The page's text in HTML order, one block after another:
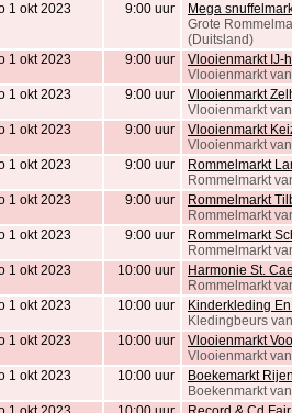
1 okt 2023 9:00 uur
Mega
Grote
(Duitsland)
1 okt 2023 9:00 uur
Vlooienmarkt IJ-
Vlooienmarkt
1 okt 2023 9:00 uur
Vlooienmarkt
Vlooienmarkt
1 okt 2023 9:00 uur
Vlooienmarkt
Vlooienmarkt
1 okt 2023 9:00 uur
Rommelmarkt
Rommelmarkt
1 okt 2023 9:00 uur
Rommelmarkt
Rommelmarkt
1 okt 2023 9:00 uur
Rommelmarkt
Rommelmarkt
1 okt 2023 10:00 uur
Harmonie St.
Rommelmarkt
1 okt 2023 10:00 uur
Kinderkleding
Kledingbeurs
1 okt 2023 10:00 uur
Vlooienmarkt
Vlooienmarkt
1 okt 2023 10:00 uur
Boekemarkt Rijen
Boekenmarkt